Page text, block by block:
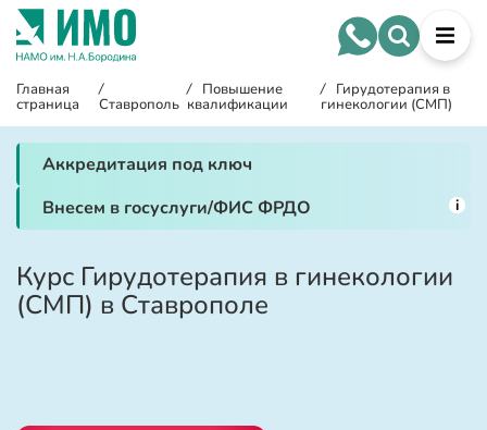
Главная
страница
/
Ставрополь
/ Повышение
квалификации
/ Гирудотерапия в
гинекологии (СМП)
Аккредитация под ключ
Внесем в госуслуги/ФИС ФРДО
i
Курс Гирудотерапия в гинекологии
(СМП) в Ставрополе